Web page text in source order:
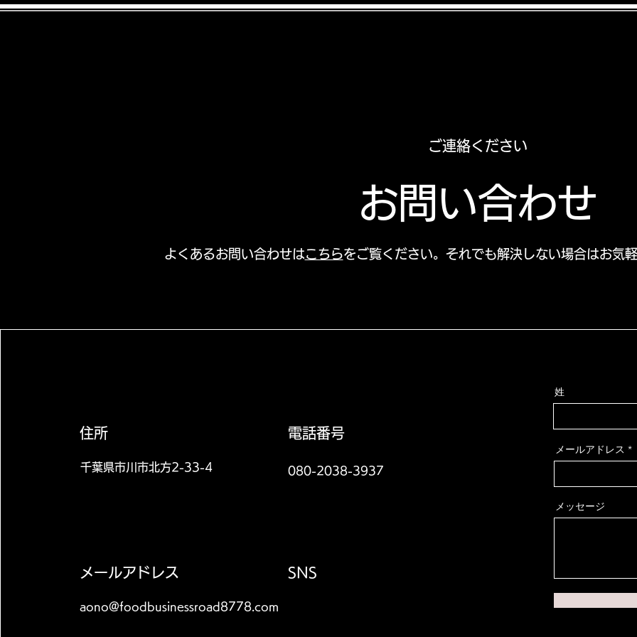
ご連絡ください
お問い合わせ
​よくあるお問い合わせはこちらをご覧ください。それでも解決しない場合はお気
​住所
​千葉県市川市北方2-33-4
電話番号
​080-2038-3937
メールアドレス SNS
aono@foodbusinessroad8778.com
姓
メールアドレス
メッセージ